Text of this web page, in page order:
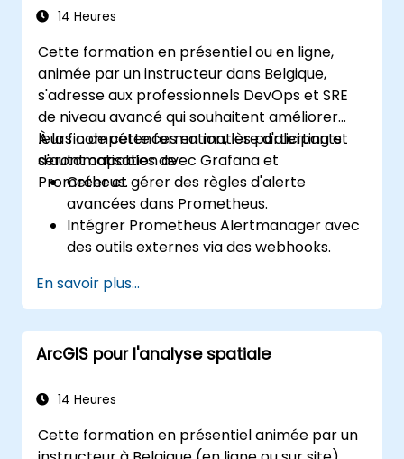
14 Heures
Cette formation en présentiel ou en ligne,
animée par un instructeur dans Belgique,
s'adresse aux professionnels DevOps et SRE
de niveau avancé qui souhaitent améliorer
leurs compétences en matière d'alerting et
d'automatisation avec Grafana et
Prometheus.
À la fin de cette formation, les participants
seront capables de :
Créer et gérer des règles d'alerte
avancées dans Prometheus.
Intégrer Prometheus Alertmanager avec
des outils externes via des webhooks.
pour une résolution plus rapide des
problèmes.
Utiliser Grafana pour visualiser et gérer
efficacement les alertes.
En savoir plus...
ArcGIS pour l'analyse spatiale
14 Heures
Cette formation en présentiel animée par un